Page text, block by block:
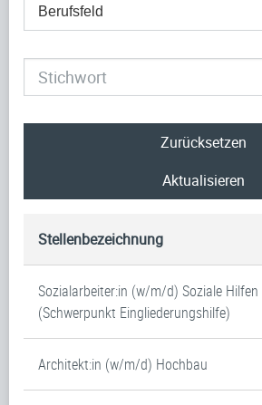
Berufsfeld
Zurücksetzen
Aktualisieren
Stellenbezeichnung
Sozialarbeiter:in (w/m/d) Soziale Hilfen
(Schwerpunkt Eingliederungshilfe)
Architekt:in (w/m/d) Hochbau